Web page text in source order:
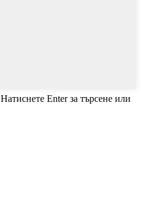
Натиснете Enter за търсене или